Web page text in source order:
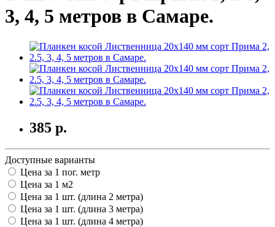
3, 4, 5 метров в Самаре.
385 р.
Доступные варианты
Цена за 1 пог. метр
Цена за 1 м2
Цена за 1 шт. (длина 2 метра)
Цена за 1 шт. (длина 3 метра)
Цена за 1 шт. (длина 4 метра)